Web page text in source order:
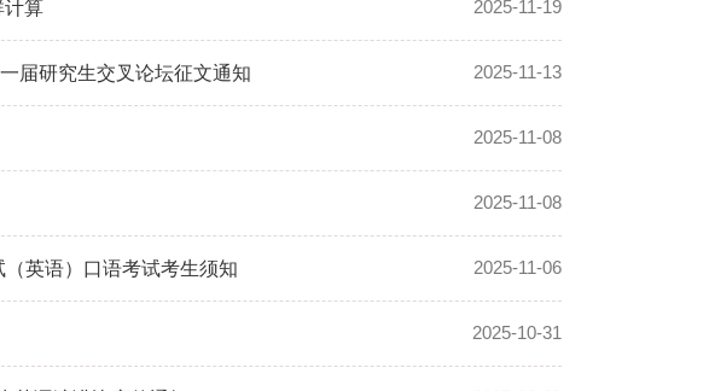
2025-11-19
计算
2025-11-13
届研究生交叉论坛征文通知
2025-11-08
2025-11-08
2025-11-06
英语）口语考试考生须知
2025-10-31